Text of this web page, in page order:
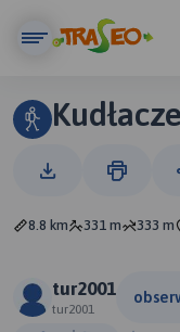
8.8 km 331 m 333 m
tur2001
tur2001